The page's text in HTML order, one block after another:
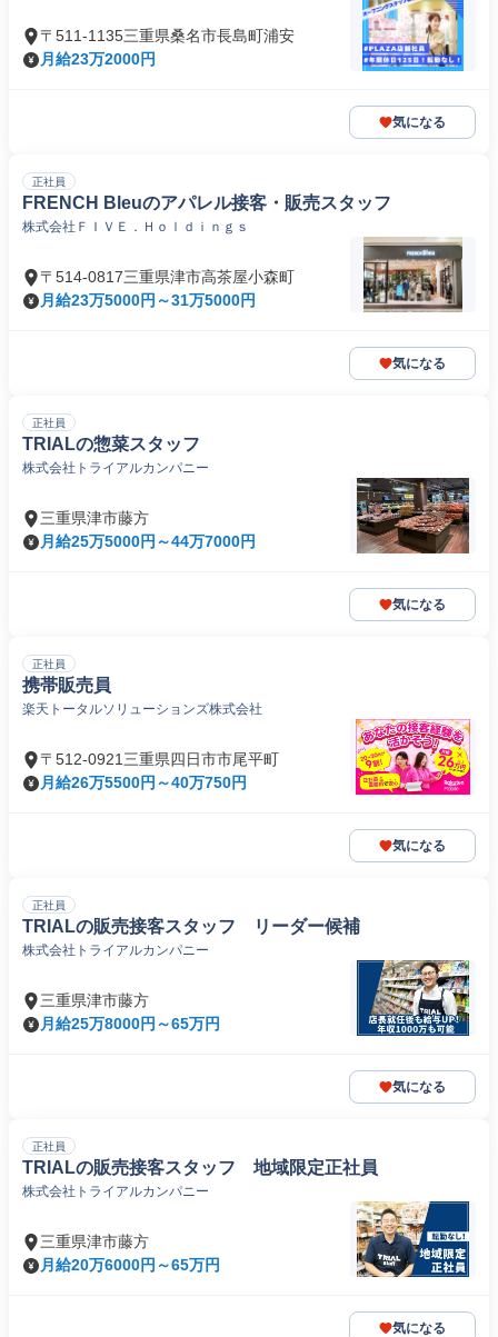
〒511-1135三重県桑名市長島町浦安
月給23万2000円
気になる
正社員
FRENCH Bleuのアパレル接客・販売スタッフ
株式会社ＦＩＶＥ．Ｈｏｌｄｉｎｇｓ
〒514-0817三重県津市高茶屋小森町
月給23万5000円～31万5000円
気になる
正社員
TRIALの惣菜スタッフ
株式会社トライアルカンパニー
三重県津市藤方
月給25万5000円～44万7000円
気になる
正社員
携帯販売員
楽天トータルソリューションズ株式会社
〒512-0921三重県四日市市尾平町
月給26万5500円～40万750円
気になる
正社員
TRIALの販売接客スタッフ リーダー候補
株式会社トライアルカンパニー
三重県津市藤方
月給25万8000円～65万円
気になる
正社員
TRIALの販売接客スタッフ 地域限定正社員
株式会社トライアルカンパニー
三重県津市藤方
月給20万6000円～65万円
気になる